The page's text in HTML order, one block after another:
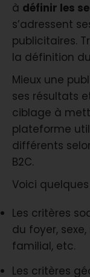
à définir les
s’adressent
publicitaires.
la définition
Mieux une
ses résultats
ciblage à
plateforme
différents
B2C.
Voici
Les critères
du foyer,
familial, etc.
Les critères